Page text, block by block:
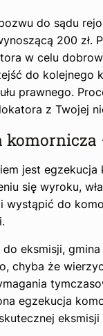
do sądu
200 zł.
w celu
do kolejnego
prawnego.
z Twojej
jest
się wyroku,
wystąpić do
eksmisji,
chyba że
egzekucja